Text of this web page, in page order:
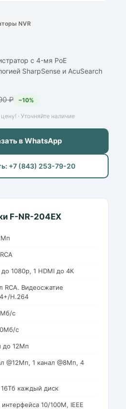
NVR
c 4-мя PoE
SharpSense и AcuSearch
₽ −10%
· Уточняйте наличие
в WhatsApp
+7 (843) 253-79-20
F-NR-204EX
1080p, 1 HDMI до 4К
RCA. Видеосжатие
H.264
с
с
до 12Мп
@12Мп, 1 канал @8Мп, 4
16Тб каждый диск
10/100M, IEEE